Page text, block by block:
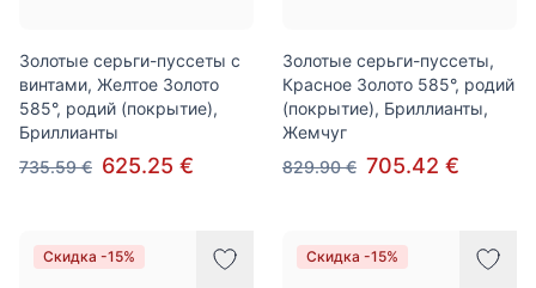
Золотые серьги-пуссеты с
винтами, Желтое Золото
585°, родий (покрытие),
Бриллианты
735.59 € 625.25 €
Золотые серьги-пуссеты,
Красное Золото 585°, родий
(покрытие), Бриллианты,
Жемчуг
829.90 € 705.42 €
Скидка -15% Скидка -15%